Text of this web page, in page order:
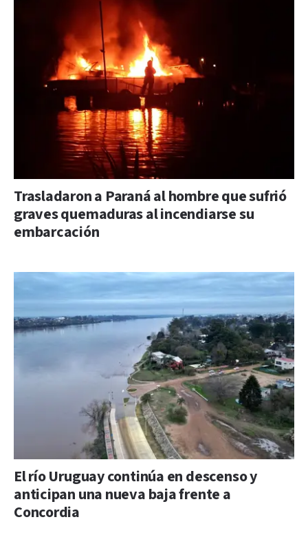
Trasladaron a Paraná al hombre que sufrió
graves quemaduras al incendiarse su
embarcación
El río Uruguay continúa en descenso y
anticipan una nueva baja frente a
Concordia